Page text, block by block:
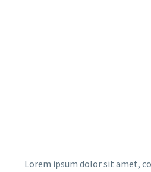
Lorem ipsum dolor sit amet,